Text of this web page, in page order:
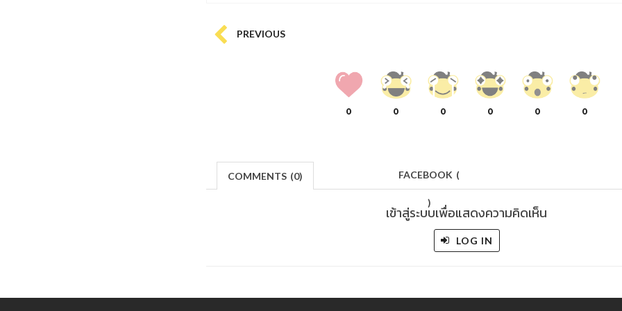
PREVIOUS
0 0 0 0 0 0
COMMENTS (0) FACEBOOK (
)
เข้าสู่ระบบเพื่อแสดงความคิดเห็น
LOG IN